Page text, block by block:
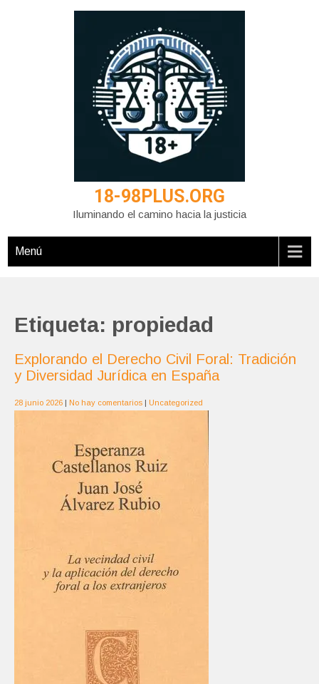
18-98PLUS.ORG
Iluminando el camino hacia la justicia
Menú
Etiqueta: propiedad
Explorando el Derecho Civil Foral: Tradición
y Diversidad Jurídica en España
28 junio 2026 | No hay comentarios | Uncategorized